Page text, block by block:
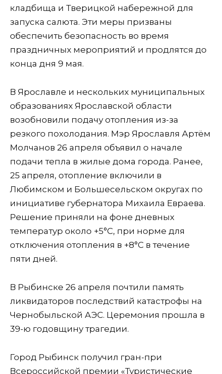
кладбища и Тверицкой набережной для
запуска салюта. Эти меры призваны
обеспечить безопасность во время
праздничных мероприятий и продлятся до
конца дня 9 мая.
В Ярославле и нескольких муниципальных
образованиях Ярославской области
возобновили подачу отопления из-за
резкого похолодания. Мэр Ярославля Артём
Молчанов 26 апреля объявил о начале
подачи тепла в жилые дома города. Ранее,
25 апреля, отопление включили в
Любимском и Большесельском округах по
инициативе губернатора Михаила Евраева.
Решение приняли на фоне дневных
температур около +5°C, при норме для
отключения отопления в +8°C в течение
пяти дней.
В Рыбинске 26 апреля почтили память
ликвидаторов последствий катастрофы на
Чернобыльской АЭС. Церемония прошла в
39-ю годовщину трагедии.
Город Рыбинск получил гран-при
Всероссийской премии «Туристические